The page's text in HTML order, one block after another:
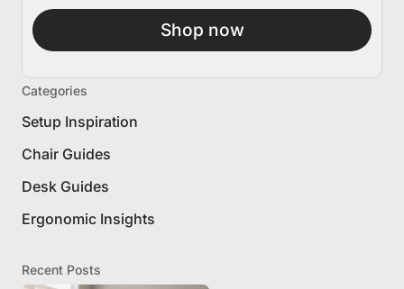
Shop now
Categories
Setup Inspiration
Chair Guides
Desk Guides
Ergonomic Insights
Recent Posts